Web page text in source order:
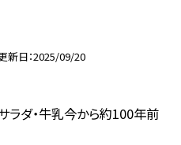
新日 2025/09/20
ラダ・牛乳今から約100年前